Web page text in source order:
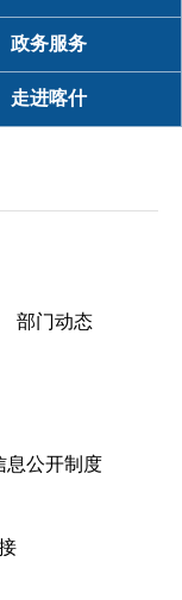
政务服务
走进喀什
部门动态
息公开制度